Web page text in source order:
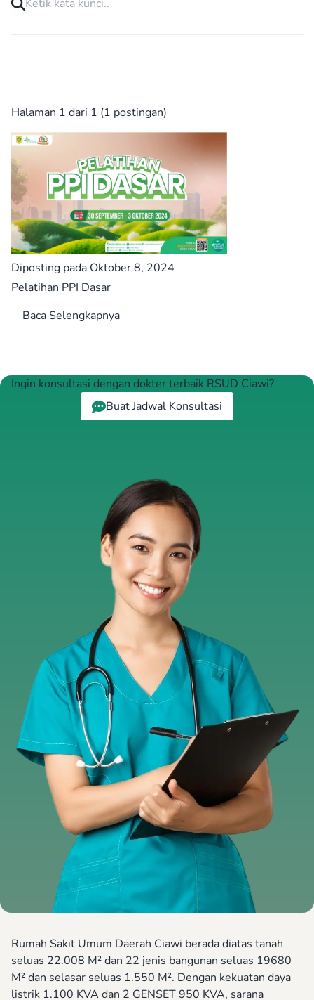
Halaman 1 dari 1 (1 postingan)
Diposting pada Oktober 8, 2024
Pelatihan PPI Dasar
Baca Selengkapnya
Ingin konsultasi dengan dokter terbaik RSUD Ciawi?
Buat Jadwal Konsultasi
Rumah Sakit Umum Daerah Ciawi berada diatas tanah
seluas 22.008 M² dan 22 jenis bangunan seluas 19680
M² dan selasar seluas 1.550 M². Dengan kekuatan daya
listrik 1.100 KVA dan 2 GENSET 950 KVA, sarana